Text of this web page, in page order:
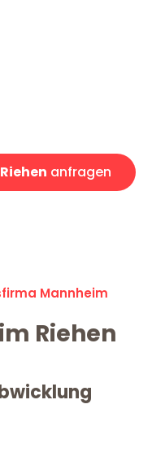
anfragen
Mannheim
Riehen